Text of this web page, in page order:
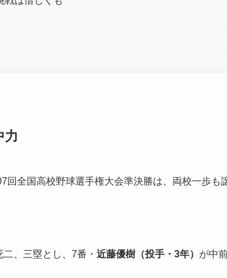
力
全国高校野球選手権大会準決勝は、両校一歩も
、三塁とし、7番・ 近藤優樹（投手・3年） が中